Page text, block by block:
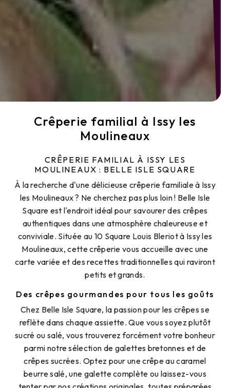
Crêperie familial à Issy les
Moulineaux
CRÊPERIE FAMILIAL À ISSY LES
MOULINEAUX : BELLE ISLE SQUARE
À la recherche d'une délicieuse crêperie familiale à Issy
les Moulineaux ? Ne cherchez pas plus loin ! Belle Isle
Square est l'endroit idéal pour savourer des crêpes
authentiques dans une atmosphère chaleureuse et
conviviale. Située au 10 Square Louis Bleriot à Issy les
Moulineaux, cette crêperie vous accueille avec une
carte variée et des recettes traditionnelles qui raviront
petits et grands.
Des crêpes gourmandes pour tous les goûts
Chez Belle Isle Square, la passion pour les crêpes se
reflète dans chaque assiette. Que vous soyez plutôt
sucré ou salé, vous trouverez forcément votre bonheur
parmi notre sélection de galettes bretonnes et de
crêpes sucrées. Optez pour une crêpe au caramel
beurre salé, une galette complète ou laissez-vous